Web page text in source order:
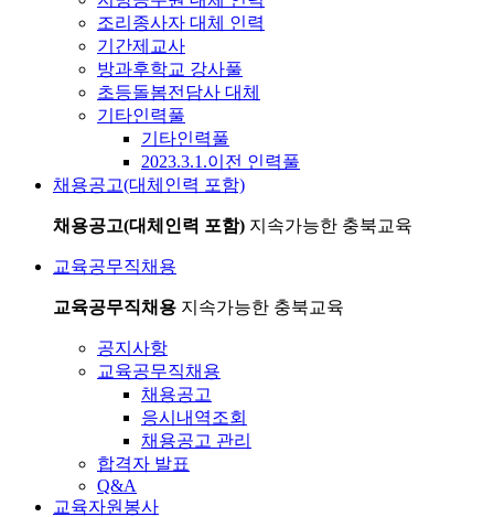
조리종사자 대체 인력
기간제교사
방과후학교 강사풀
초등돌봄전담사 대체
기타인력풀
기타인력풀
2023.3.1.이전 인력풀
채용공고(대체인력 포함)
채용공고(대체인력 포함) 지속가능한 충북교육
교육공무직채용
교육공무직채용 지속가능한 충북교육
공지사항
교육공무직채용
채용공고
응시내역조회
채용공고 관리
합격자 발표
Q&A
교육자원봉사